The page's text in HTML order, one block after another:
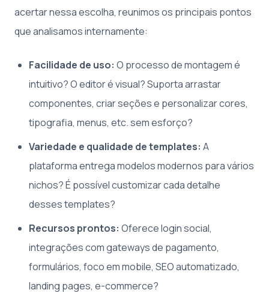
acertar nessa escolha, reunimos os principais pontos
que analisamos internamente:
Facilidade de uso: O processo de montagem é
intuitivo? O editor é visual? Suporta arrastar
componentes, criar seções e personalizar cores,
tipografia, menus, etc. sem esforço?
Variedade e qualidade de templates: A
plataforma entrega modelos modernos para vários
nichos? É possível customizar cada detalhe
desses templates?
Recursos prontos: Oferece login social,
integrações com gateways de pagamento,
formulários, foco em mobile, SEO automatizado,
landing pages, e-commerce?